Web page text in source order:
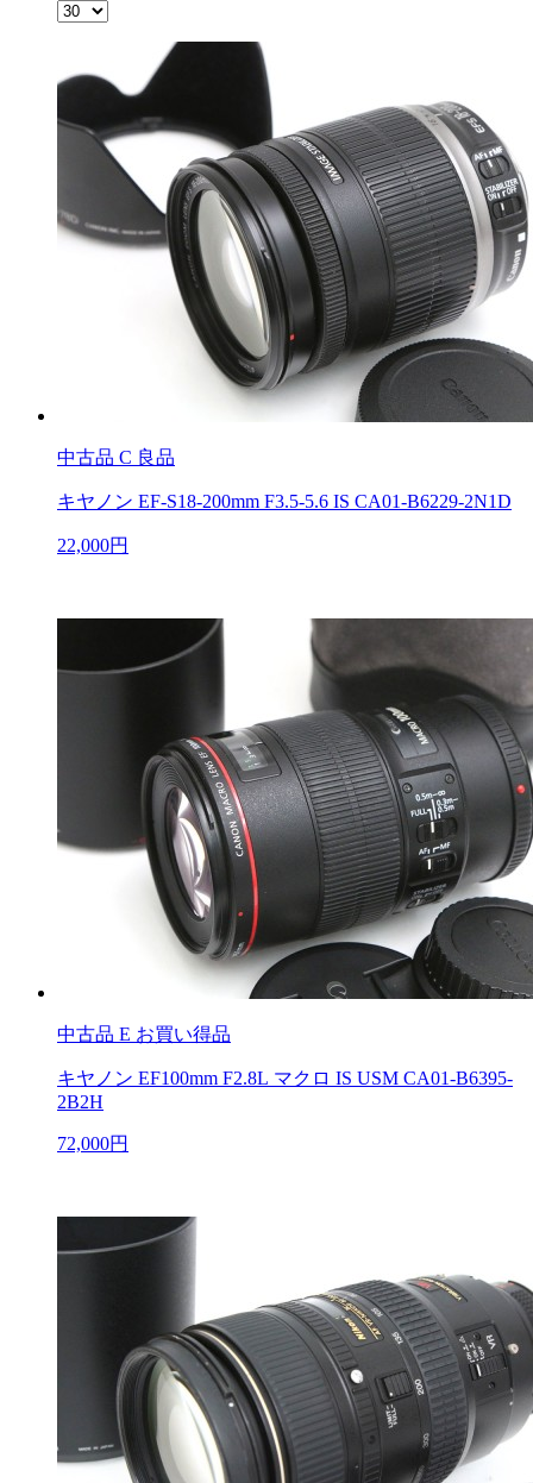
中古品 C 良品
キヤノン EF-S18-200mm F3.5-5.6 IS CA01-B6229-2N1D
22,000円
中古品 E お買い得品
キヤノン EF100mm F2.8L マクロ IS USM CA01-B6395-
2B2H
72,000円